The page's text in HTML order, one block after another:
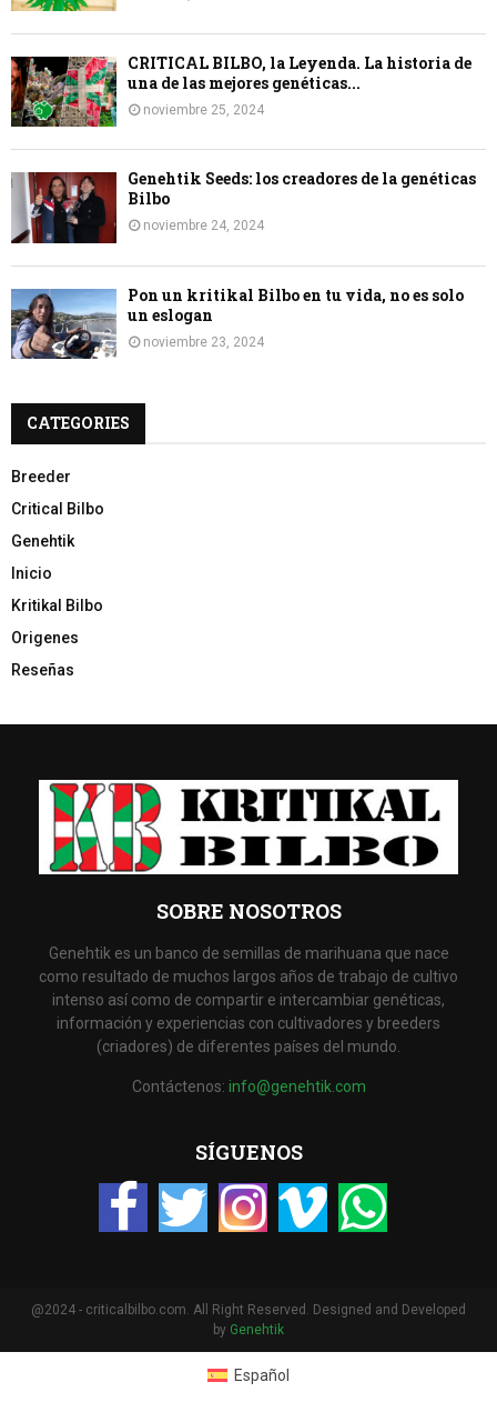
CRITICAL BILBO, la Leyenda. La historia de
una de las mejores genéticas...
noviembre 25, 2024
Genehtik Seeds: los creadores de la genéticas
Bilbo
noviembre 24, 2024
Pon un kritikal Bilbo en tu vida, no es solo
un eslogan
noviembre 23, 2024
CATEGORIES
Breeder
Critical Bilbo
Genehtik
Inicio
Kritikal Bilbo
Origenes
Reseñas
SOBRE NOSOTROS
Genehtik es un banco de semillas de marihuana que nace
como resultado de muchos largos años de trabajo de cultivo
intenso así como de compartir e intercambiar genéticas,
información y experiencias con cultivadores y breeders
(criadores) de diferentes países del mundo.
Contáctenos: info@genehtik.com
SÍGUENOS
@2024 - criticalbilbo.com. All Right Reserved. Designed and Developed
by Genehtik
Español